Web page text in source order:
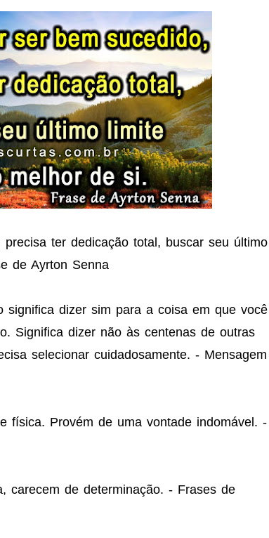
precisa ter dedicação total, buscar seu último
de Ayrton Senna
significa dizer sim para a coisa em que você
Significa dizer não às centenas de outras
selecionar cuidadosamente. - Mensagem
física. Provém de uma vontade indomável. -
carecem de determinação. - Frases de